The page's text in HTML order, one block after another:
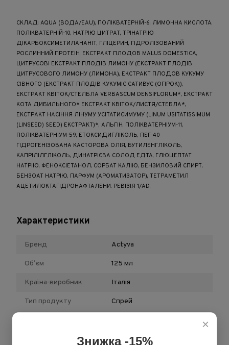
СКЛАД: AQUA (ВОДА/EAU), ПОЛІКВАТЕРНІЙ-6, ЛИМОННА КИСЛОТА,
ПОЛІКВАТЕРНІЙ-10, НАТРІЮ ЦИТРАТ, ТРІНАТРІЮ
ДІКАРБОКСИМЕТИЛАНАНІТ, ГЛІЦЕРИН, ГІДРОЛІЗОВАНИЙ
РОСЛИННИЙ ПРОТЕІН, ЕКСТРАКТ ПЛОДОВ MALUS DOMESTICA,
ЦИТРУСОВІ ЕКСТРАКТ ПЛОДІВ ЛИМОНУ (ЕКСТРАКТ ПЛОДІВ
ЦИТРУСОВОГО ЛИМОНУ (ЛИМОНА), ЕКСТРАКТ ПЛОДОВ КУКУМУ
СІВНОГО (ЕКСТРАКТ ПЛОДІВ КУКУМІС САТИВУС (ОГІРОК)),
ЕКСТРАКТ КВІТОК/СТЕЛБЛА VERBASCUM DENSIFLORUM*, ЕКСТРАКТ
КОТА ДИБИЛЬНОГО* ЕКСТРАКТ КВІТОК/ЛИСТЯ/СТЕБЛА*,
ЕКСТРАКТ НАСІННЯ ЛІНУМУ УСІТАТИСИМУМУ (LINUM USITATISSIMUM
(LINSEED) SEED) ЕКСТРАКТ)*, АЛЬГІН, ПОЛІКВАТЕРНІУМ-11,
ПОЛІКВАТЕРНІУМ-59, ЕТОКСИДИГЛІКОЛЬ, ПЕГ-40
ГІДРОГЕНІЗОВАНА КАСТОРОВА ОЛІЯ, БУТИЛЕНГЛІКОЛЬ,
КАПРІЛІЛГЛІКОЛЬ, ДИНАТРІЄВА СОЛОД ЕДТА, ГЛЮЦЕПТАТ
НАТРІЮ, ФЕНОКСІЕТАНОЛ, СОРБАТ КАЛІЮ, БЕНЗИЛОВИЙ СПИРТ,
БЕНЗОАТ НАТРІЮ, ПАРФУМ (АРОМАТИЗАТОР), ТЕТРАМЕТИЛ
АЦЕТИЛОКТАГІДРОНАФТАЛЕНИ. РЕВІЗІЯ 1/AD.
Характеристики
Бренд Actyva
Обʼєм 125 мл
Країна-виробник Італія
Тип продукту Спрей
×
Знижка -15%